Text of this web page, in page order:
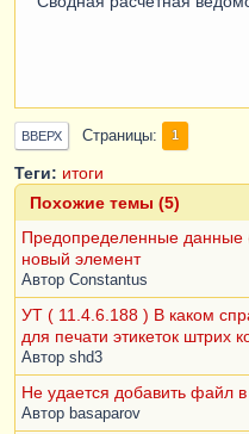
ВВЕРХ Страницы 1
Теги: итоги
Похожие темы (5)
Предопределенные данные
новый элемент
Автор Constantus
УТ ( 11.4.6.188 ) В каком
для печати этикеток штрих
Автор shd3
Не удается добавить файл
Автор basaparov